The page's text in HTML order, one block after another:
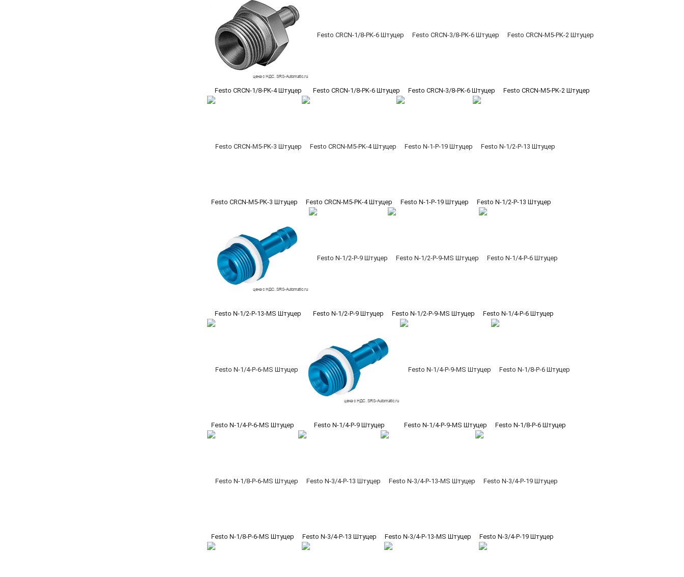
Festo CRCN-1/8-PK-4 Штуцер Festo CRCN-1/8-PK-6 Штуцер Festo CRCN-3/8-PK-6 Штуцер Festo CRCN-M5-PK-2 Штуцер
Festo CRCN-M5-PK-3 Штуцер Festo CRCN-M5-PK-4 Штуцер Festo N-1-P-19 Штуцер Festo N-1/2-P-13 Штуцер
Festo N-1/2-P-13-MS Штуцер Festo N-1/2-P-9 Штуцер Festo N-1/2-P-9-MS Штуцер Festo N-1/4-P-6 Штуцер
Festo N-1/4-P-6-MS Штуцер Festo N-1/4-P-9 Штуцер Festo N-1/4-P-9-MS Штуцер Festo N-1/8-P-6 Штуцер
Festo N-1/8-P-6-MS Штуцер Festo N-3/4-P-13 Штуцер Festo N-3/4-P-13-MS Штуцер Festo N-3/4-P-19 Штуцер